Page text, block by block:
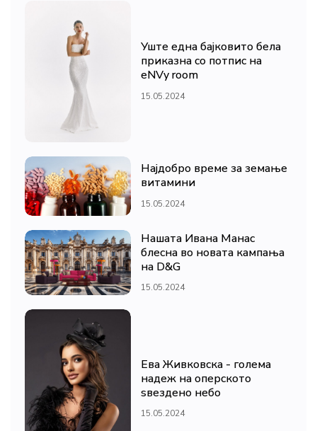
Уште една бајковито бела
приказна со потпис на
eNVy room
15.05.2024
Најдобро време за земање
витамини
15.05.2024
Нашата Ивана Манас
блесна во новата кампања
на D&G
15.05.2024
Ева Живковска - голема
надеж на оперското
ѕвездено небо
15.05.2024